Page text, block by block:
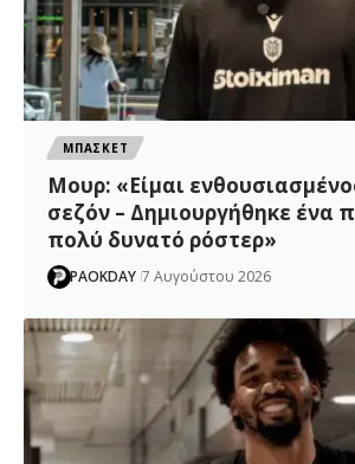
ΜΠΑΣΚΕΤ
Μουρ: «Είμαι
σεζόν – Δημιουργήθηκε ένα
πολύ δυνατό ρόστερ»
PAOKDAY 7 Αυγούστου 2026